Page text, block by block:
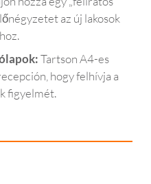
az új lakosok
Tartson A4-es
hogy felhívja a
figyelmét.